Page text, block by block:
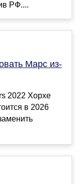
РФ....
Марс из-
2022 Хорхе
в 2026